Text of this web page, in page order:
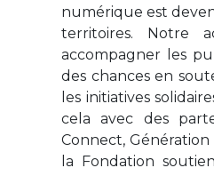
numérique est
territoires. Notre
accompagner les
des chances en
les initiatives
cela avec des
Connect,
la Fondation